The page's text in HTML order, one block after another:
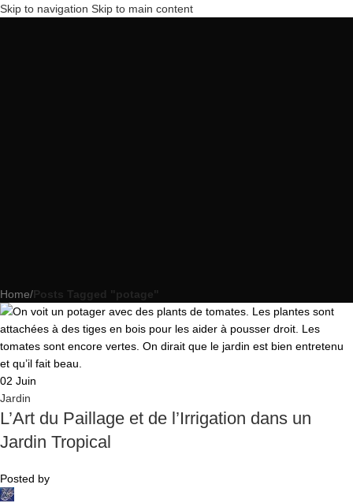
Skip to navigation Skip to main content
Home/Posts Tagged "potage"
02 Juin
Jardin
L’Art du Paillage et de l’Irrigation dans un
Jardin Tropical
Posted by